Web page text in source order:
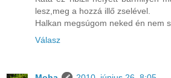
lesz,meg a hozzá illő zselével.
Halkan megsúgom neked én nem
Válasz